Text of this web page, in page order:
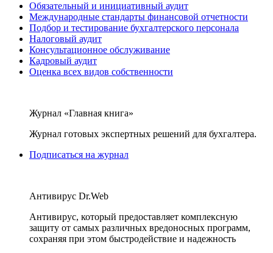
Обязательный и инициативный аудит
Международные стандарты финансовой отчетности
Подбор и тестирование бухгалтерского персонала
Налоговый аудит
Консультационное обслуживание
Кадровый аудит
Оценка всех видов собственности
Журнал «Главная книга»
Журнал готовых экспертных решений для бухгалтера.
Подписаться на журнал
Антивирус Dr.Web
Антивирус, который предоставляет комплексную
защиту от самых различных вредоносных программ,
сохраняя при этом быстродействие и надежность